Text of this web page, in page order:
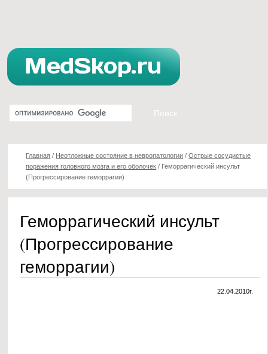
Главная / Неотложные состояние в невропатологии /Острые сосудистые
поражения головного мозга и его оболочек / Геморрагический инсульт
(Прогрессирование геморрагии)
Геморрагический инсульт
(Прогрессирование
геморрагии)
22.04.2010г.